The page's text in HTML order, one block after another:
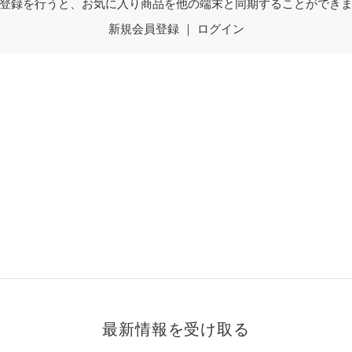
録を行うと、お気に入り商品を他の端末と同期することができ
新規会員登録｜ ログイン
最新情報を受け取る